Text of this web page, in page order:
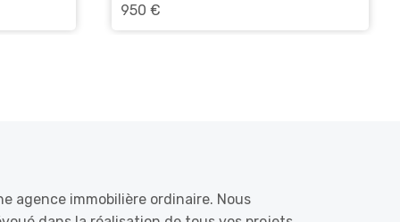
950 €
agence immobilière ordinaire. Nous